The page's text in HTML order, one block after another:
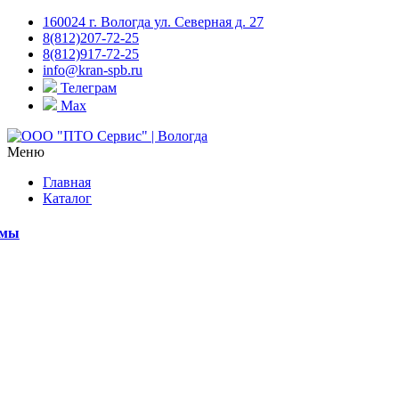
160024 г. Вологда ул. Северная д. 27
8(812)207-72-25
8(812)917-72-25
info@kran-spb.ru
Телеграм
Max
Меню
Главная
Каталог